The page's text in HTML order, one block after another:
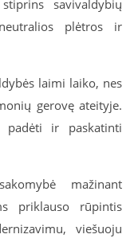
savivaldybių
plėtros ir
laimi laiko, nes
gerovę ateityje.
ir paskatinti
mažinant
priklauso rūpintis
viešuoju